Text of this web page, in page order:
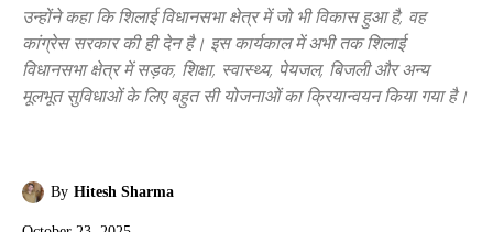
उन्होंने कहा कि शिलाई विधानसभा क्षेत्र में जो भी विकास हुआ है, वह
कांग्रेस सरकार की ही देन है। इस कार्यकाल में अभी तक शिलाई
विधानसभा क्षेत्र में सड़क, शिक्षा, स्वास्थ्य, पेयजल, बिजली और अन्य
मूलभूत सुविधाओं के लिए बहुत सी योजनाओं का क्रियान्वयन किया गया है।
By Hitesh Sharma